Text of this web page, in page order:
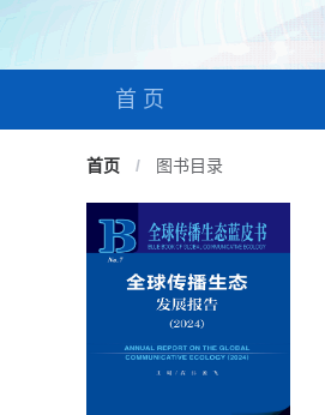
首 页
首页 / 图书目录